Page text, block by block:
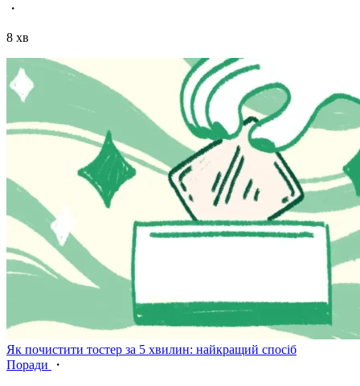
・
8 хв
Як почистити тостер за 5 хвилин: найкращий спосіб
Поради
・